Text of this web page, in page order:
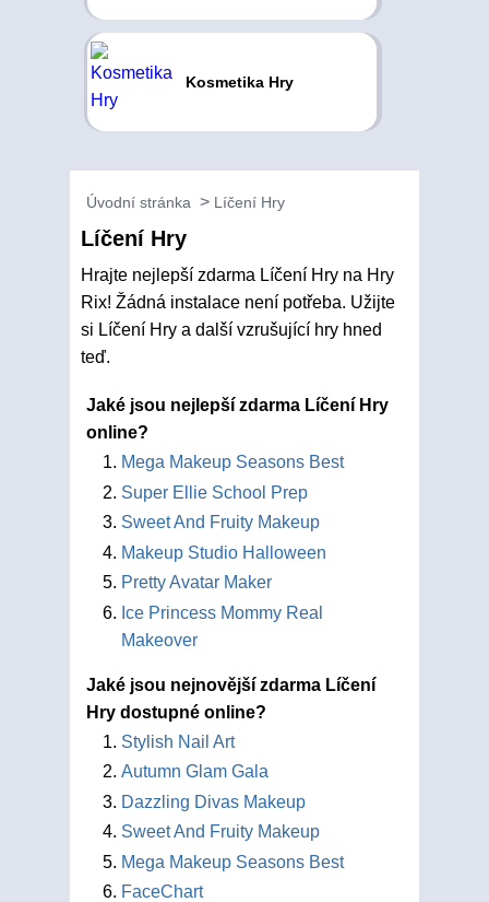
Kosmetika Hry
Úvodní stránka Líčení Hry
Líčení Hry
Hrajte nejlepší zdarma Líčení Hry na Hry
Rix! Žádná instalace není potřeba. Užijte
si Líčení Hry a další vzrušující hry hned
teď.
Jaké jsou nejlepší zdarma Líčení Hry
online?
Mega Makeup Seasons Best
Super Ellie School Prep
Sweet And Fruity Makeup
Makeup Studio Halloween
Pretty Avatar Maker
Ice Princess Mommy Real
Makeover
Jaké jsou nejnovější zdarma Líčení
Hry dostupné online?
Stylish Nail Art
Autumn Glam Gala
Dazzling Divas Makeup
Sweet And Fruity Makeup
Mega Makeup Seasons Best
FaceChart